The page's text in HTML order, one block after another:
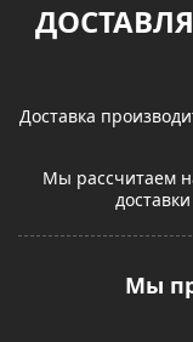
Доставка
Мы рассчитаем
Мы